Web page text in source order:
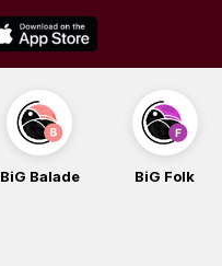
BiG Balade BiG Folk